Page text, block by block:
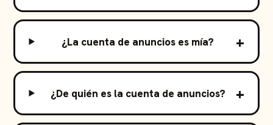
¿La cuenta de anuncios es mía?
¿De quién es la cuenta de anuncios?